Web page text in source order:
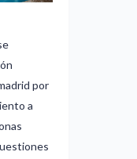
por
a